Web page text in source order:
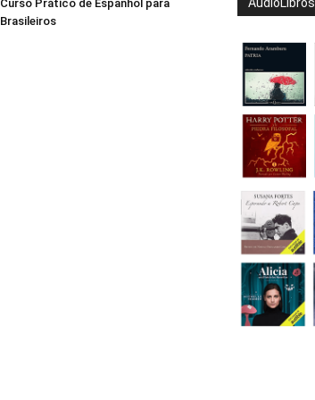
Curso Prático de Espanhol para
Brasileiros